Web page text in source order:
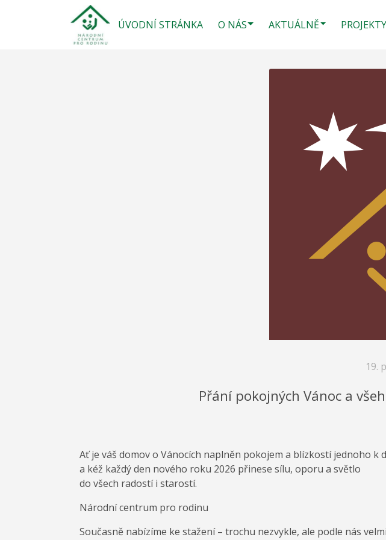
ÚVODNÍ STRÁNKA O NÁS AKTUÁLNĚ PROJEKTY
19.
Přání pokojných Vánoc a
Ať je váš domov o Vánocích naplněn pokojem a blízkostí jednoho k
a kéž každý den nového roku 2026 přinese sílu, oporu a světlo
do všech radostí i starostí.
Národní centrum pro rodinu
Současně nabízíme ke stažení – trochu nezvykle, ale podle nás